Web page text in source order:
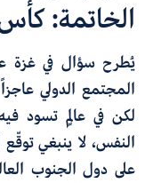
الخاتمة:
يُطرح سؤال في غزة
المجتمع الدولي
لكن في عالمٍ تسود
النفس، لا ينبغي
على دول الجنوب